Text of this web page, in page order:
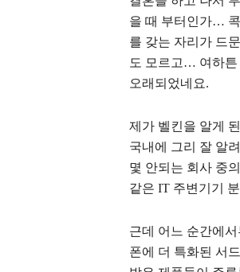
을 때 부터인가…
를 갖는 자리가 드
도 모르고… 여하튼
오래되었네요.
제가 벨킨을 알게
국내에 그리 잘 알
몇 안되는 회사 중
같은 IT 주변기기
근데 어느 순간에
폰에 더 특화된 서